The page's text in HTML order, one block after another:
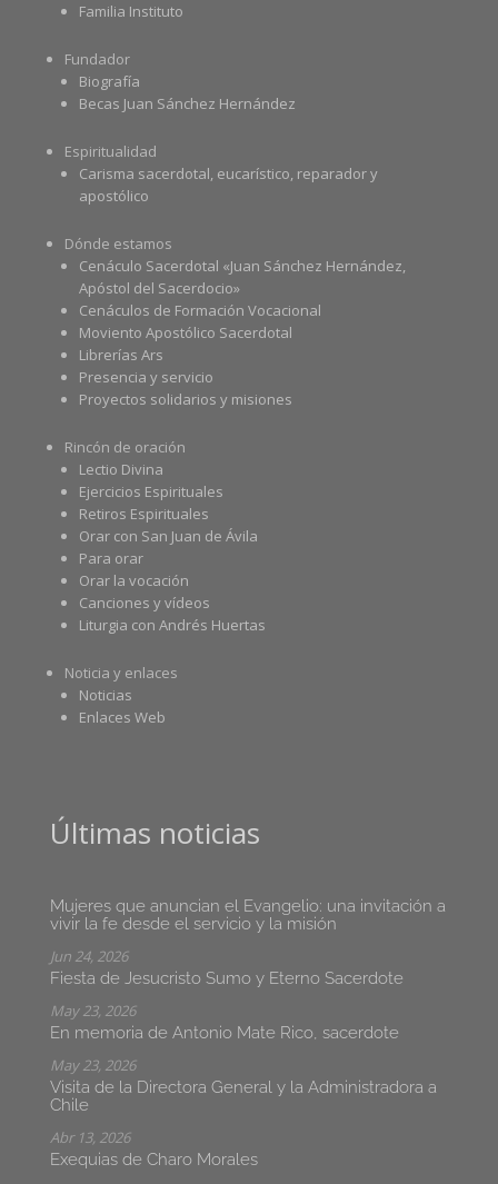
Familia Instituto
Fundador
Biografía
Becas Juan Sánchez Hernández
Espiritualidad
Carisma sacerdotal, eucarístico, reparador y
apostólico
Dónde estamos
Cenáculo Sacerdotal «Juan Sánchez Hernández,
Apóstol del Sacerdocio»
Cenáculos de Formación Vocacional
Moviento Apostólico Sacerdotal
Librerías Ars
Presencia y servicio
Proyectos solidarios y misiones
Rincón de oración
Lectio Divina
Ejercicios Espirituales
Retiros Espirituales
Orar con San Juan de Ávila
Para orar
Orar la vocación
Canciones y vídeos
Liturgia con Andrés Huertas
Noticia y enlaces
Noticias
Enlaces Web
Últimas noticias
Mujeres que anuncian el Evangelio: una invitación a
vivir la fe desde el servicio y la misión
Jun 24, 2026
Fiesta de Jesucristo Sumo y Eterno Sacerdote
May 23, 2026
En memoria de Antonio Mate Rico, sacerdote
May 23, 2026
Visita de la Directora General y la Administradora a
Chile
Abr 13, 2026
Exequias de Charo Morales